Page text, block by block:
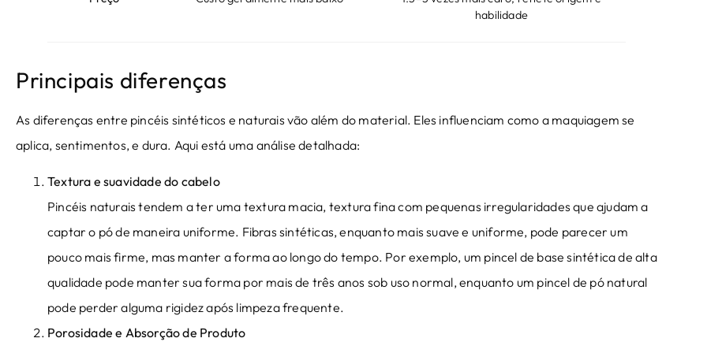
habilidade
Principais diferenças
As diferenças entre pincéis sintéticos e naturais vão além do material. Eles influenciam como a maquiagem se
aplica, sentimentos, e dura. Aqui está uma análise detalhada:
Textura e suavidade do cabelo
Pincéis naturais tendem a ter uma textura macia, textura fina com pequenas irregularidades que ajudam a
captar o pó de maneira uniforme. Fibras sintéticas, enquanto mais suave e uniforme, pode parecer um
pouco mais firme, mas manter a forma ao longo do tempo. Por exemplo, um pincel de base sintética de alta
qualidade pode manter sua forma por mais de três anos sob uso normal, enquanto um pincel de pó natural
pode perder alguma rigidez após limpeza frequente.
Porosidade e Absorção de Produto